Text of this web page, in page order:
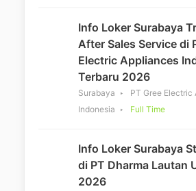
Info Loker Surabaya
After Sales Service di
Electric Appliances
Terbaru 2026
Surabaya
PT Gree Electric
Indonesia
Full Time
Info Loker Surabaya
di PT Dharma Lautan
2026